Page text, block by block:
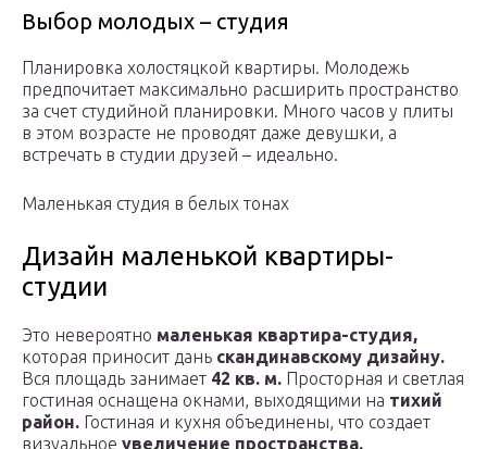
Выбор молодых – студия
Планировка холостяцкой квартиры. Молодежь
предпочитает максимально расширить пространство
за счет студийной планировки. Много часов у плиты
в этом возрасте не проводят даже девушки, а
встречать в студии друзей – идеально.
Маленькая студия в белых тонах
Дизайн маленькой квартиры-
студии
Это невероятно маленькая квартира-студия,
которая приносит дань скандинавскому дизайну.
Вся площадь занимает 42 кв. м. Просторная и светлая
гостиная оснащена окнами, выходящими на тихий
район. Гостиная и кухня объединены, что создает
визуальное увеличение пространства.